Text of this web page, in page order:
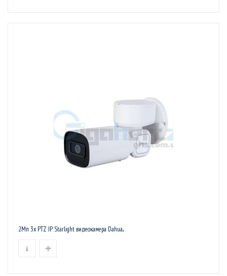
2Мп 3х PTZ IP Starlight видеокамера Dahua...